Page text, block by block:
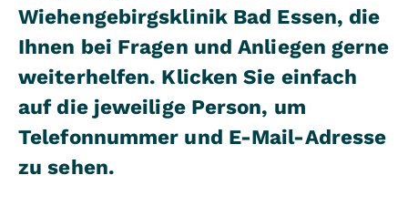
Wiehengebirgsklinik Bad Essen, die
Ihnen bei Fragen und Anliegen gerne
weiterhelfen. Klicken Sie einfach
auf die jeweilige Person, um
Telefonnummer und E-Mail-Adresse
zu sehen.